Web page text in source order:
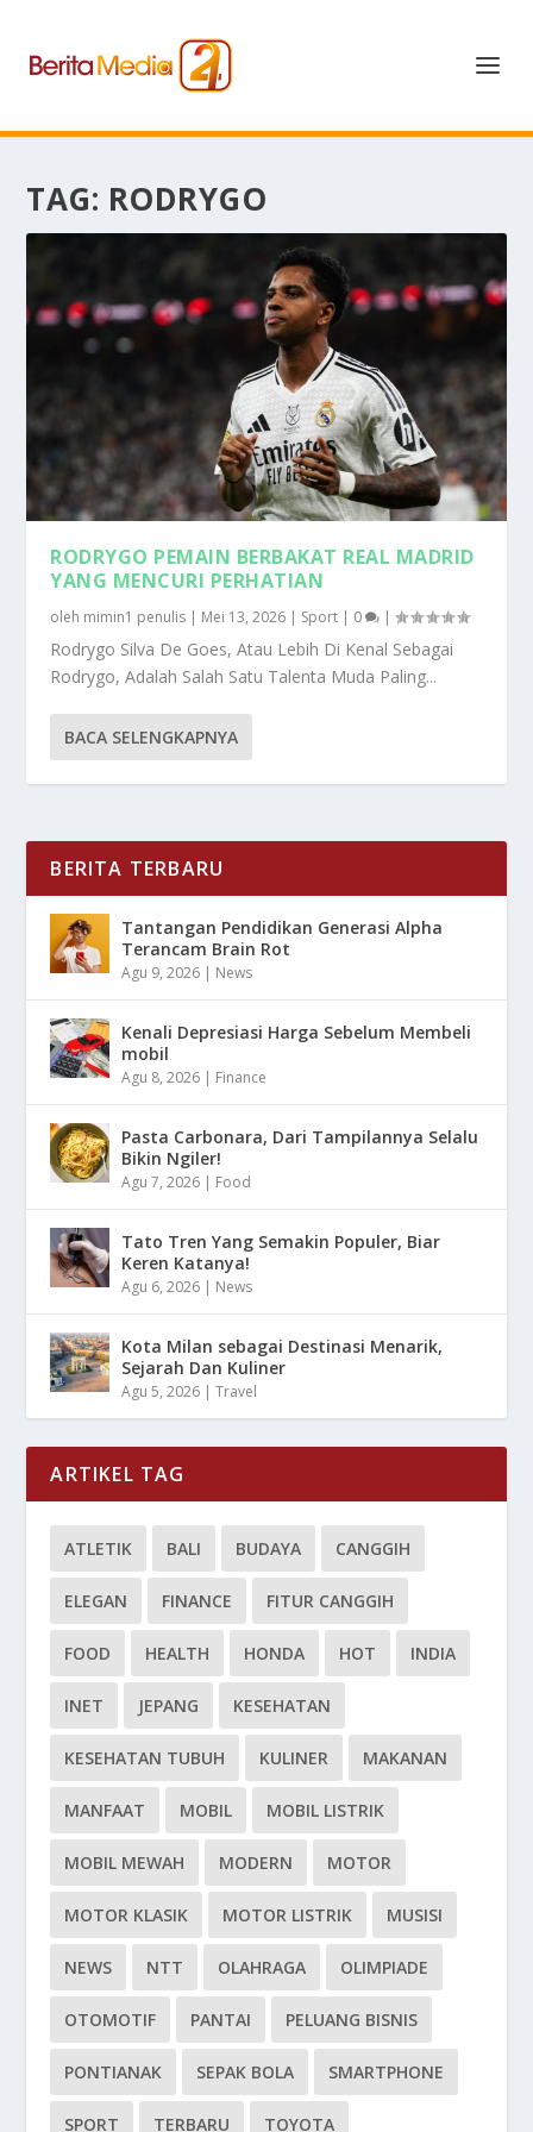
TAG: RODRYGO
RODRYGO PEMAIN BERBAKAT REAL MADRID
YANG MENCURI PERHATIAN
oleh mimin1 penulis | Mei 13, 2026 | Sport | 0 |
Rodrygo Silva De Goes, Atau Lebih Di Kenal Sebagai
Rodrygo, Adalah Salah Satu Talenta Muda Paling...
BACA SELENGKAPNYA
BERITA TERBARU
Tantangan Pendidikan Generasi Alpha
Terancam Brain Rot
Agu 9, 2026 | News
Kenali Depresiasi Harga Sebelum Membeli
mobil
Agu 8, 2026 | Finance
Pasta Carbonara, Dari Tampilannya Selalu
Bikin Ngiler!
Agu 7, 2026 | Food
Tato Tren Yang Semakin Populer, Biar
Keren Katanya!
Agu 6, 2026 | News
Kota Milan sebagai Destinasi Menarik,
Sejarah Dan Kuliner
Agu 5, 2026 |Travel
ARTIKEL TAG
ATLETIK BALI BUDAYA CANGGIH
ELEGAN FINANCE FITUR CANGGIH
FOOD HEALTH HONDA HOT INDIA
INET JEPANG KESEHATAN
KESEHATAN TUBUH KULINER MAKANAN
MANFAAT MOBIL MOBIL LISTRIK
MOBIL MEWAH MODERN MOTOR
MOTOR KLASIK MOTOR LISTRIK MUSISI
NEWS NTT OLAHRAGA OLIMPIADE
OTOMOTIF PANTAI PELUANG BISNIS
PONTIANAK SEPAK BOLA SMARTPHONE
SPORT TERBARU TOYOTA